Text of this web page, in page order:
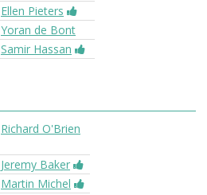
Ellen Pieters
Yoran de Bont
Samir Hassan
Richard O'Brien
Jeremy Baker
Martin Michel